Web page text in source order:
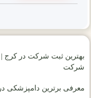
شرکت
معرفی برترین دامپزشکی در عظیمیه